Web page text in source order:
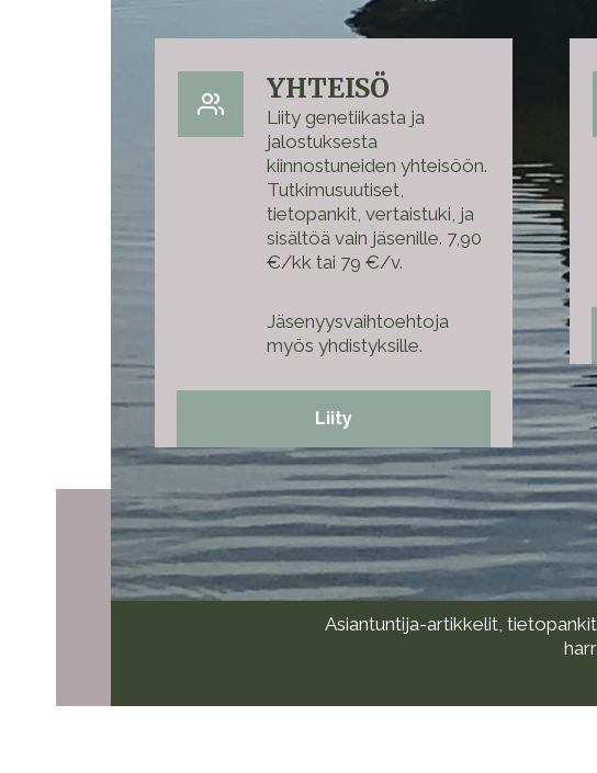
YHTEISÖ
Liity genetiikasta ja
jalostuksesta
kiinnostuneiden yhteisöön.
Tutkimusuutiset,
tietopankit, vertaistuki, ja
sisältöä vain jäsenille. 7,90
€/kk tai 79 €/v.
Jäsenyysvaihtoehtoja
myös yhdistyksille.
Liity
Asiantuntija-artikkelit,